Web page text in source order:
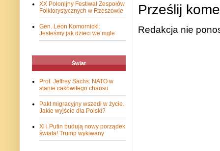
Prześlij
Redakcja nie
XX Polonijny Festiwal Zespołów
Folklorystycznych w Rzeszowie
Gen. Leon Komornicki:
Jesteśmy jak dzieci we mgle
Świat
Prof. Jeffrey Sachs: NATO w
stanie cakowitego chaosu
Pakt migracyjny wszedł w życie.
Jakie wyjście dla Polski?
Xi i Putin budują nowy porządek
świata! Trump wykiwany